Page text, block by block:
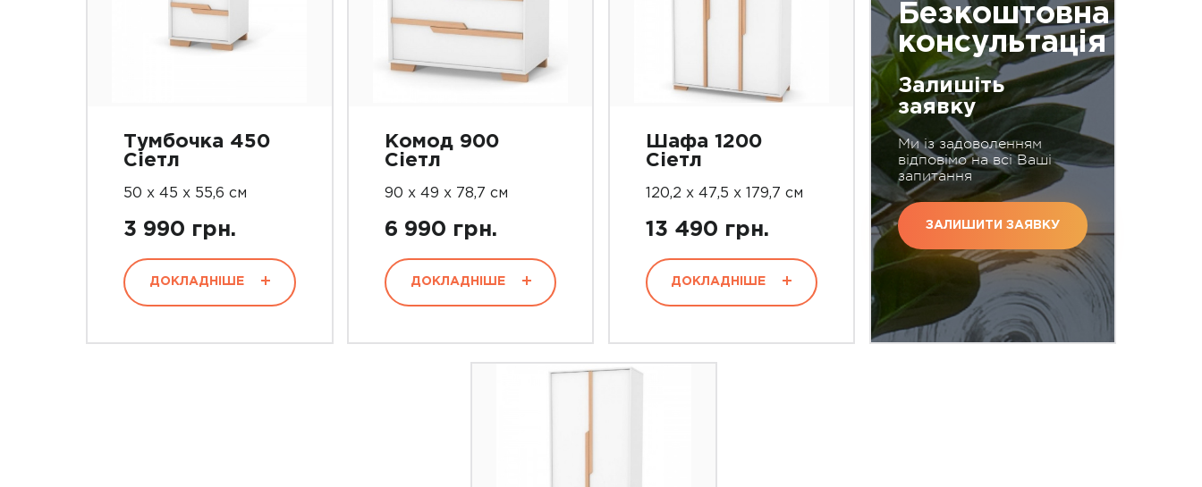
Тумбочка 450
Сіетл
50 х 45 х 55,6 см
3 990 грн.
ДОКЛАДНІШЕ
Комод 900
Сіетл
90 х 49 х 78,7 см
6 990 грн.
ДОКЛАДНІШЕ
Шафа 1200
Сіетл
120,2 х 47,5 х 179,7 см
13 490 грн.
ДОКЛАДНІШЕ
Безкоштовна
консультація
Залишіть
заявку
Ми із задоволенням
відповімо на всі Ваші
запитання
ЗАЛИШИТИ ЗАЯВКУ